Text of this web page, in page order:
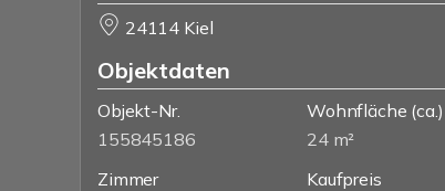
24114 Kiel
Objektdaten
Objekt-Nr.
155845186
Wohnfläche (ca.)
24 m²
Zimmer
Kaufpreis